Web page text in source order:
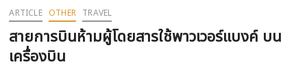
ARTICLE OTHER TRAVEL
สายการบินห้ามผู้โดยสารใช้พาวเวอร์แบงค์ บน
เครื่องบิน